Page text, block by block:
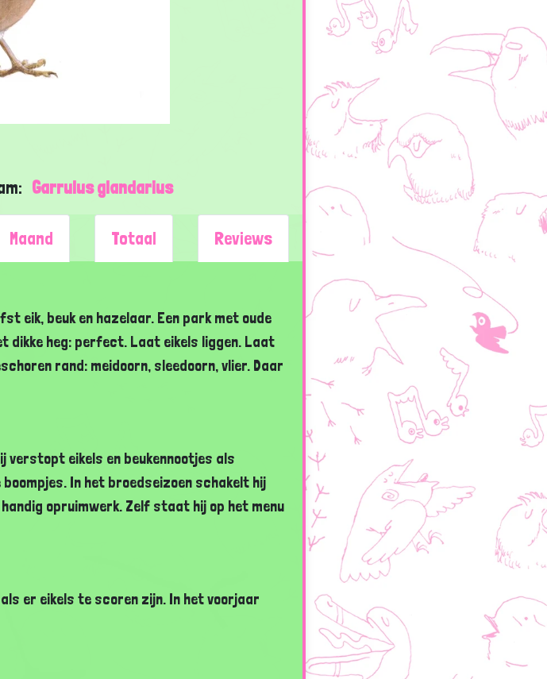
Garrulus glandarius
Maand Totaal Reviews
eik, beuk en hazelaar. Een park met oude
dikke heg: perfect. Laat eikels liggen. Laat
rand: meidoorn, sleedoorn, vlier. Daar
verstopt eikels en beukennootjes als
In het broedseizoen schakelt hij
opruimwerk. Zelf staat hij op het menu
er eikels te scoren zijn. In het voorjaar